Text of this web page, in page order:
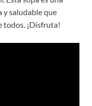
y saludable que
todos. ¡Disfruta!